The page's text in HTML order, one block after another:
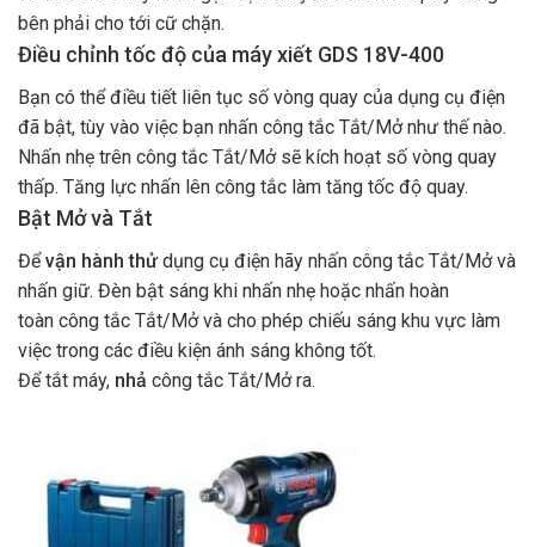
bên phải cho tới cữ chặn.
Điều chỉnh tốc độ của máy xiết GDS 18V-400
Bạn có thể điều tiết liên tục số vòng quay của dụng cụ điện
đã bật, tùy vào việc bạn nhấn công tắc Tắt/Mở như thế nào.
Nhấn nhẹ trên công tắc Tắt/Mở sẽ kích hoạt số vòng quay
thấp. Tăng lực nhấn lên công tắc làm tăng tốc độ quay.
Bật Mở và Tắt
Đểvận hành thửdụng cụ điện hãy nhấn công tắc Tắt/Mở và
nhấn giữ. Đèn bật sáng khi nhấn nhẹ hoặc nhấn hoàn
toàn công tắc Tắt/Mở và cho phép chiếu sáng khu vực làm
việc trong các điều kiện ánh sáng không tốt.
Để tắt máy, nhả công tắc Tắt/Mở ra.